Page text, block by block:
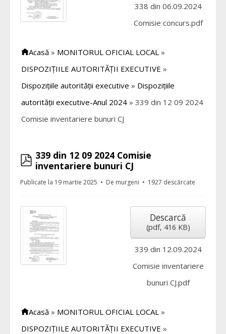
338 din 06.09.2024
Comisie concurs.pdf
Acasă » MONITORUL OFICIAL LOCAL »
DISPOZIȚIILE AUTORITĂȚII EXECUTIVE »
Dispozițiile autorității executive » Dispozițiile
autorității executive-Anul 2024 » 339 din 12 09 2024
Comisie inventariere bunuri CJ
pdf
339 din 12 09 2024 Comisie
inventariere bunuri CJ
Publicate la 19 martie 2025 De murgeni 1927 descărcate
Descarcă
(pdf, 416 KB)
339 din 12.09.2024
Comisie inventariere
bunuri CJ.pdf
Acasă » MONITORUL OFICIAL LOCAL »
DISPOZIȚIILE AUTORITĂȚII EXECUTIVE »